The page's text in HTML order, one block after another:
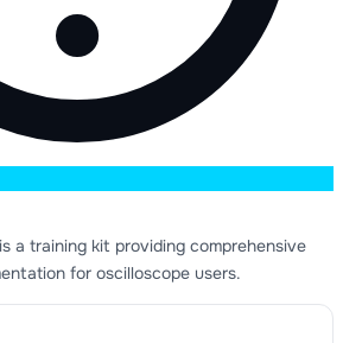
a training kit providing comprehensive
for oscilloscope users.